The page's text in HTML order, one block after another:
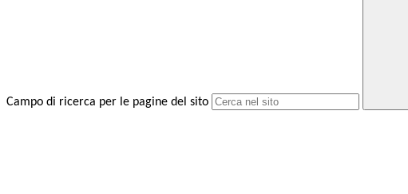
Campo di ricerca per le pagine del sito